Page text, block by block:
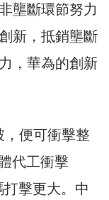
壟斷環節努力
新，抵銷壟斷
，華為的創新
，便可衝擊整
代工衝擊
擊更大。中